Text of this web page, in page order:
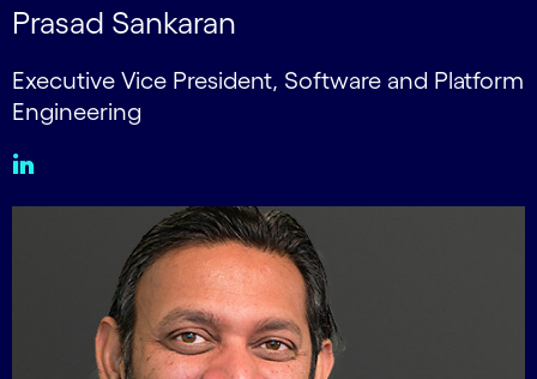
Prasad Sankaran
Executive Vice President, Software and Platform
Engineering